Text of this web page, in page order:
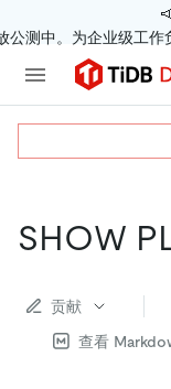
公测中。为企业级工作
SHOW
贡献
查看